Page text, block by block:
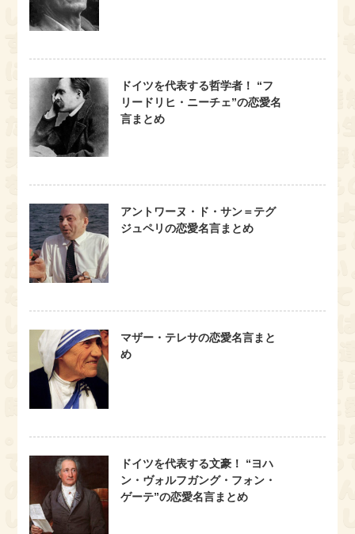
ドイツを代表する哲学者！ “フ
リードリヒ・ニーチェ”の恋愛名
言まとめ
アントワーヌ・ド・サン＝テグ
ジュペリの恋愛名言まとめ
マザー・テレサの恋愛名言まと
め
ドイツを代表する文豪！ “ヨハ
ン・ヴォルフガング・フォン・
ゲーテ”の恋愛名言まとめ